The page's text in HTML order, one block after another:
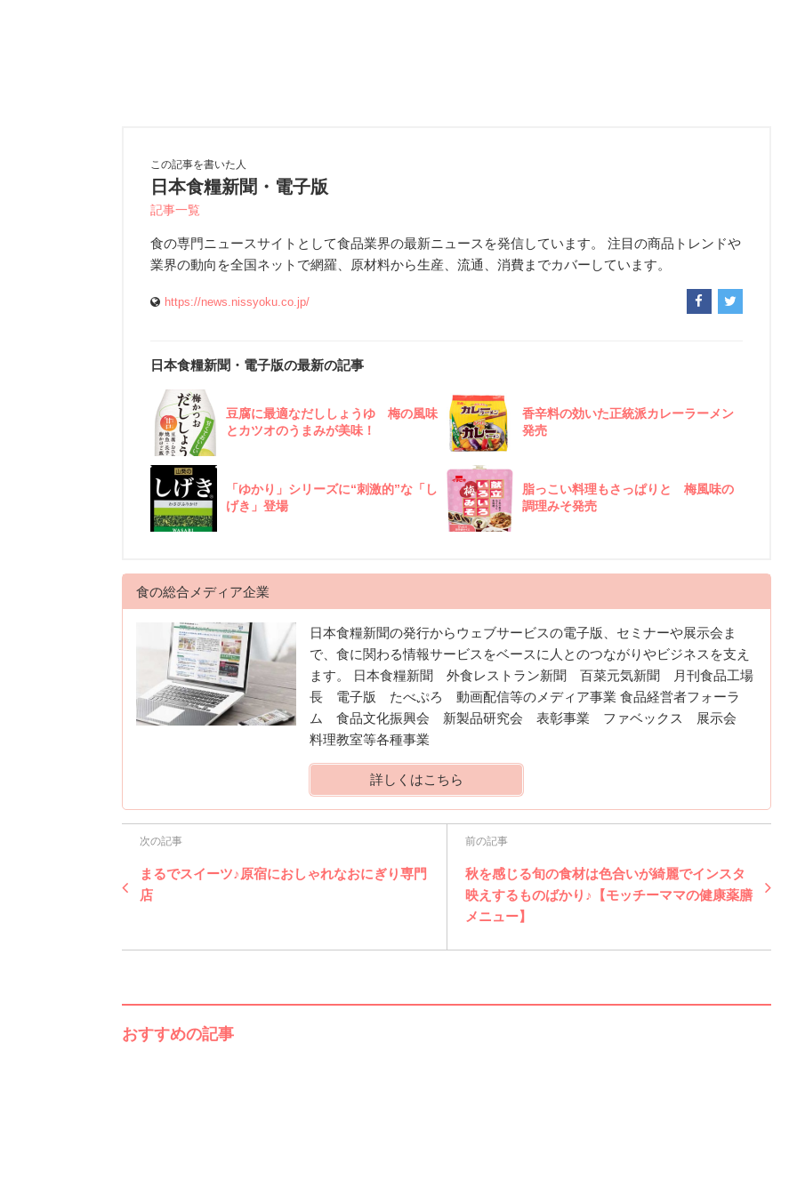
この記事を書いた人
日本食糧新聞・電子版
記事一覧
食の専門ニュースサイトとして食品業界の最新ニュースを発信しています。 注目の商品トレンドや
業界の動向を全国ネットで網羅、原材料から生産、流通、消費までカバーしています。
https://news.nissyoku.co.jp/
日本食糧新聞・電子版の最新の記事
豆腐に最適なだししょうゆ 梅の風味
とカツオのうまみが美味！
香辛料の効いた正統派カレーラーメン
発売
「ゆかり」シリーズに“刺激的”な「し
げき」登場
脂っこい料理もさっぱりと 梅風味の
調理みそ発売
食の総合メディア企業
日本食糧新聞の発行からウェブサービスの電子版、セミナーや展示会ま
で、食に関わる情報サービスをベースに人とのつながりやビジネスを支え
ます。 日本食糧新聞 外食レストラン新聞 百菜元気新聞 月刊食品工場
長 電子版 たべぷろ 動画配信等のメディア事業 食品経営者フォーラ
ム 食品文化振興会 新製品研究会 表彰事業 ファベックス 展示会
料理教室等各種事業
詳しくはこちら
次の記事
まるでスイーツ♪原宿におしゃれなおにぎり専門
店
前の記事
秋を感じる旬の食材は色合いが綺麗でインスタ
映えするものばかり♪【モッチーママの健康薬膳
メニュー】
おすすめの記事